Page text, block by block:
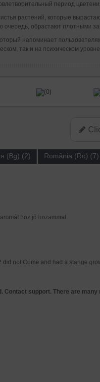
период
растений, которые
очередь, обрастают плотными
напоминает
так и на психическом
(0)
(Bg) (2) România (Ro) (7)
hoz jó hozammal.
did not Come and had a stange
Contact support. There are